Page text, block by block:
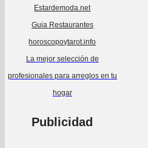
Estardemoda.net
Guia Restaurantes
horoscopoytarot.info
La mejor selección de
profesionales para arreglos en tu
hogar
Publicidad